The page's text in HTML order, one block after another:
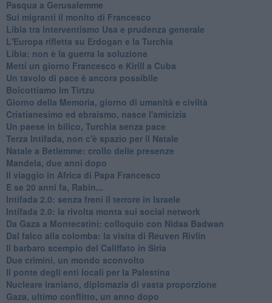
Pasqua a Gerusalemme
Sui migranti il monito di Francesco
Libia tra interventismo Usa e prudenza generale
L'Europa rifletta su Erdogan e la Turchia
Libia: non è la guerra la soluzione
Metti un giorno Francesco e Kirill a Cuba
Un tavolo di pace è ancora possibile
Boicottiamo Im Tirtzu
Giorno della Memoria, giorno di umanità e civiltà
Cristianesimo ed ebraismo, nasce l'amicizia
Un paese in bilico, Turchia senza pace
Terza Intifada, non c'è spazio per il Natale
Natale a Betlemme: crollo delle presenze
Mandela, due anni dopo
Il viaggio in Africa di Papa Francesco
E se 20 anni fa, Rabin...
Intifada 2.0: senza freni il terrore in Israele
Intifada 2.0: la rivolta monta sui social network
Da Gaza a Montecatini: colloquio con Nidaa Badwan
Dal falco alla colomba: la visita di Reuven Rivlin
Il barbaro scempio del Califfato in Siria
Due crimini, un mondo sconvolto
Il ponte degli enti locali per la Palestina
Nucleare iraniano, diplomazia di vasta proporzione
Gaza, ultimo conflitto, un anno dopo